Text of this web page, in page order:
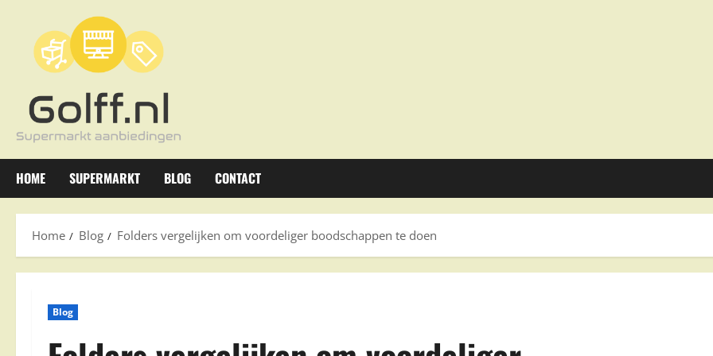
inhoud
HOME SUPERMARKT BLOG CONTACT
Home Blog Folders vergelijken om voordeliger boodschappen te doen
Blog